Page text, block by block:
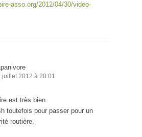
asso.org/2012/04/30/video-
juillet 2012 à 20:01
est très bien.
toutefois pour passer pour un
routière.